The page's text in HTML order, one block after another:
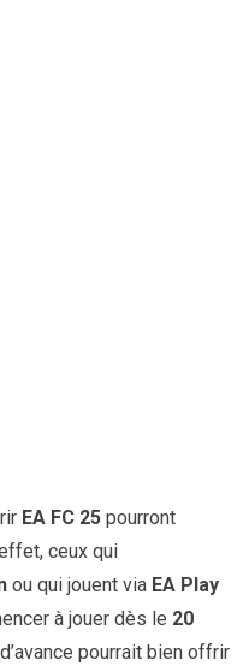
EA FC 25 pourront
ceux qui
ou qui jouent via EA Play
à jouer dès le 20
pourrait bien offrir